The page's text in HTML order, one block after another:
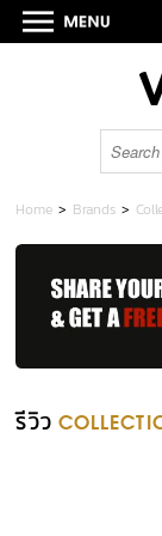
Home > Brands >
รีวิว